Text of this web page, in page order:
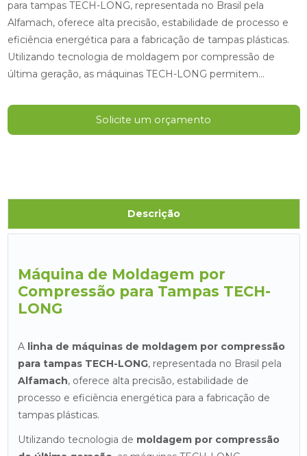
para tampas TECH-LONG, representada no Brasil pela
Alfamach, oferece alta precisão, estabilidade de processo e
eficiência energética para a fabricação de tampas plásticas.
Utilizando tecnologia de moldagem por compressão de
última geração, as máquinas TECH-LONG permitem...
Solicite um orçamento
Descrição
Máquina de Moldagem por
Compressão para Tampas TECH-
LONG
A linha de máquinas de moldagem por compressão
para tampas TECH-LONG, representada no Brasil pela
Alfamach, oferece alta precisão, estabilidade de
processo e eficiência energética para a fabricação de
tampas plásticas.
Utilizando tecnologia de moldagem por compressão